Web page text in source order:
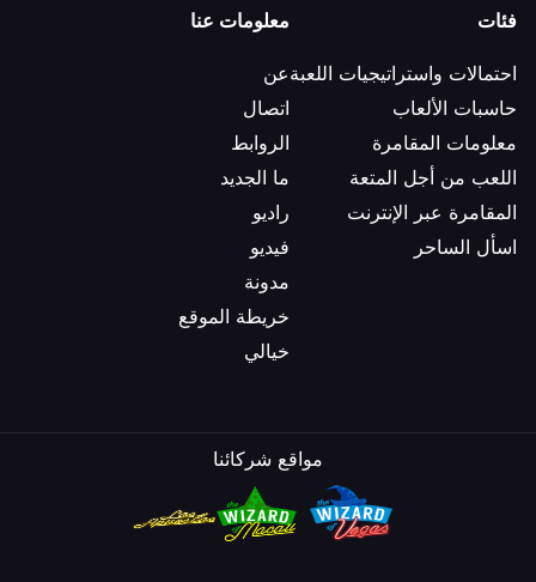
فئات
احتمالات واستراتيجيات اللعبة
حاسبات الألعاب
معلومات المقامرة
اللعب من أجل المتعة
المقامرة عبر الإنترنت
اسأل الساحر
معلومات عنا
عن
اتصال
الروابط
ما الجديد
راديو
فيديو
مدونة
خريطة الموقع
خيالي
مواقع شركائنا